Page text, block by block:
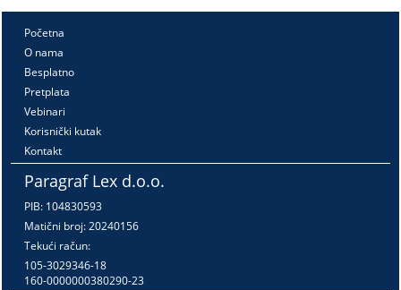
Početna
O nama
Besplatno
Pretplata
Vebinari
Korisnički kutak
Kontakt
Paragraf Lex d.o.o.
PIB: 104830593
Matični broj: 20240156
Tekući račun:
105-3029346-18
160-0000000380290-23